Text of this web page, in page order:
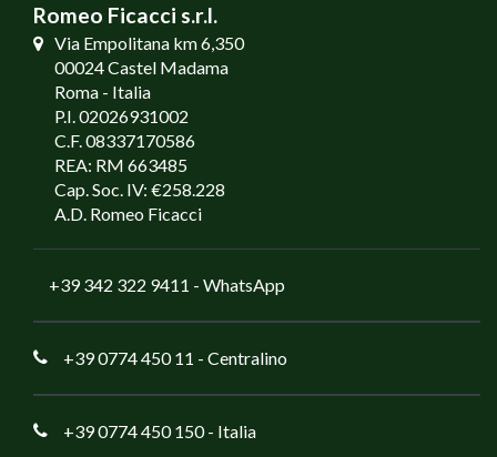
Romeo Ficacci s.r.l.
Via Empolitana km 6,350
00024 Castel Madama
Roma - Italia
P.I. 02026931002
C.F. 08337170586
REA: RM 663485
Cap. Soc. IV: €258.228
A.D. Romeo Ficacci
+39 342 322 9411 - WhatsApp
+39 0774 450 11 - Centralino
+39 0774 450 150- Italia